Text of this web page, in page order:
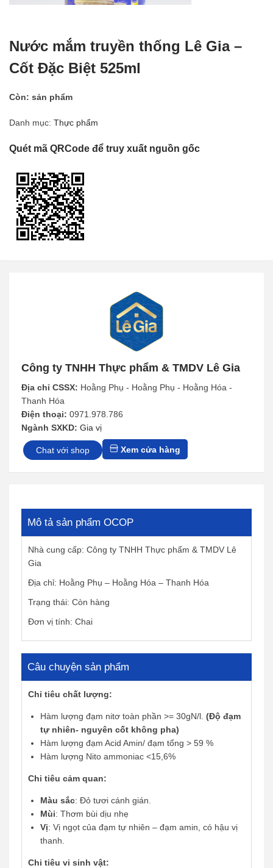
Nước mắm truyền thống Lê Gia –
Cốt Đặc Biệt 525ml
Còn: sản phẩm
Danh mục: Thực phẩm
Quét mã QRCode để truy xuất nguồn gốc
Công ty TNHH Thực phẩm & TMDV Lê Gia
Địa chỉ CSSX: Hoằng Phụ - Hoằng Phụ - Hoằng Hóa -
Thanh Hóa
Điện thoại: 0971.978.786
Ngành SXKD: Gia vị
Chat với shop Xem cửa hàng
Mô tả sản phẩm OCOP
Nhà cung cấp: Công ty TNHH Thực phẩm & TMDV Lê
Gia
Địa chỉ: Hoằng Phụ – Hoằng Hóa – Thanh Hóa
Trạng thái: Còn hàng
Đơn vị tính: Chai
Câu chuyện sản phẩm
Chỉ tiêu chất lượng:
Hàm lượng đạm nitơ toàn phần >= 30gN/l. (Độ đạm
tự nhiên- nguyên cốt không pha)
Hàm lượng đạm Acid Amin/ đạm tổng > 59 %
Hàm lượng Nito ammoniac <15,6%
Chi tiêu cảm quan:
Màu sắc: Đỏ tươi cánh gián.
Mùi: Thơm bùi dịu nhẹ
Vị: Vị ngọt của đạm tự nhiên – đạm amin, có hậu vị
thanh.
Chi tiêu vi sinh vật: